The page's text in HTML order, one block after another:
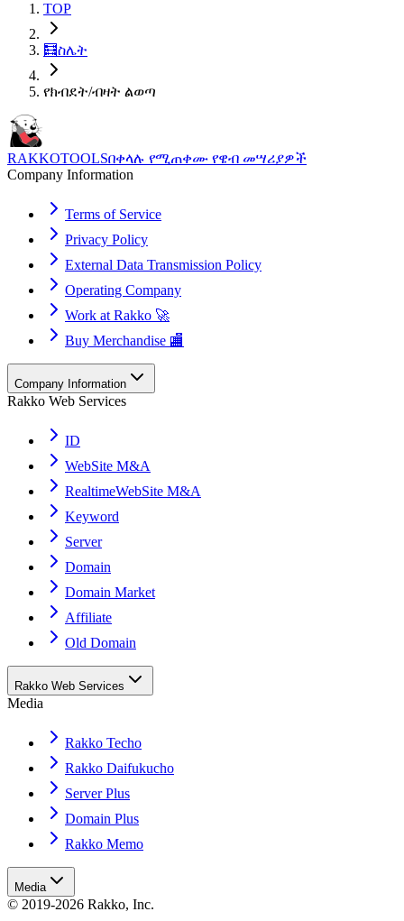
TOP
🧮ስሌት
የክብደት/ብዛት ልወጣ
RAKKOTOOLSበቀላሉ የሚጠቀሙ የዌብ መሣሪያዎች
Company Information
Terms of Service
Privacy Policy
External Data Transmission Policy
Operating Company
Work at Rakko 🚀
Buy Merchandise 🏬
Company Information
Rakko Web Services
ID
WebSite M&A
RealtimeWebSite M&A
Keyword
Server
Domain
Domain Market
Affiliate
Old Domain
Rakko Web Services
Media
Rakko Techo
Rakko Daifukucho
Server Plus
Domain Plus
Rakko Memo
Media
© 2019-2026 Rakko, Inc.